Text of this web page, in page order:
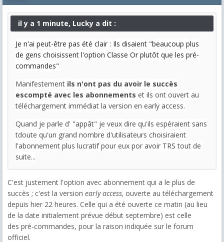
il y a 1 minute, Lucky a dit :
Je n'ai peut-être pas été clair : Ils disaient "beaucoup plus
de gens choisissent l'option Classe Or plutôt que les pré-
commandes"
Manifestement ils n'ont pas du avoir le succès
escompté avec les abonnements et ils ont ouvert au
téléchargement immédiat la version en early access.
Quand je parle d' "appât" je veux dire qu'ils espéraient sans
tdoute qu'un grand nombre d'utilisateurs choisiraient
l'abonnement plus lucratif pour eux por avoir TRS tout de
suite...
C'est justement l'option avec abonnement qui a le plus de
succès ; c'est la version early access, ouverte au téléchargement
depuis hier 22 heures. Celle qui a été ouverte ce matin (au lieu
de la date initialement prévue début septembre) est celle
des pré-commandes, pour la raison indiquée sur le forum
officiel.